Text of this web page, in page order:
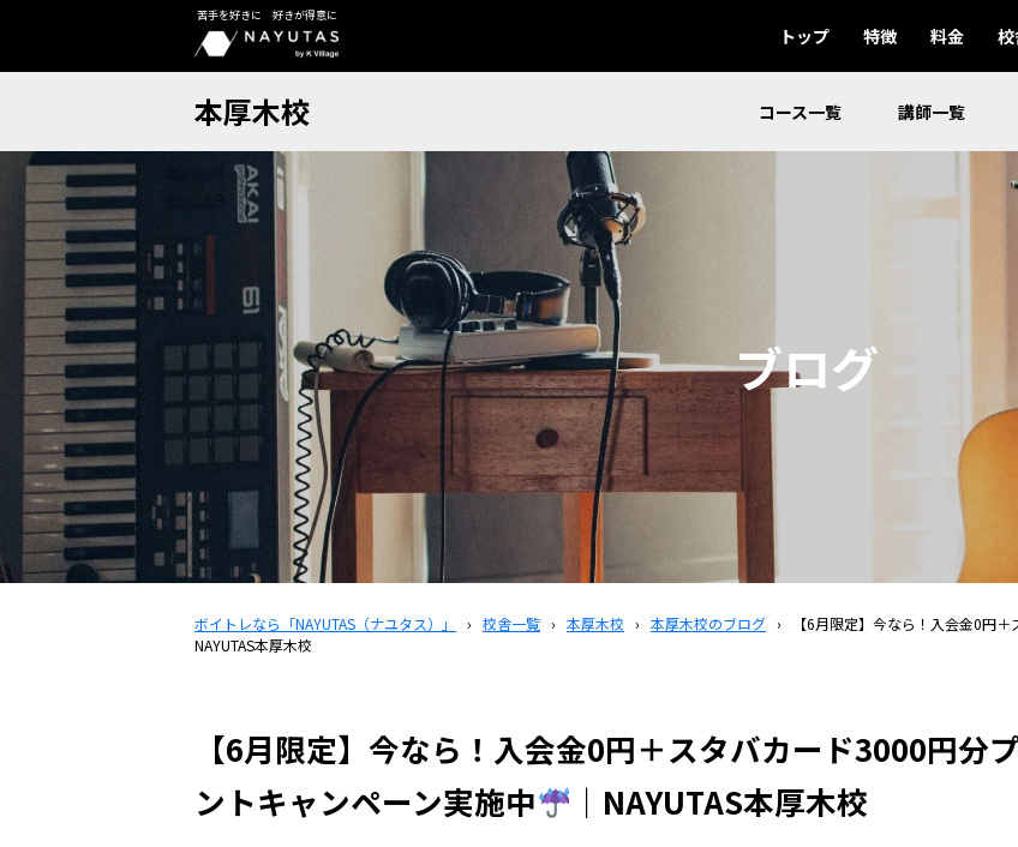
苦手を好きに 好きが得意に
トップ 特徴 料金
本厚木校 コース一覧 講師一覧
ブログ
ボイトレなら「NAYUTAS（ナユタス）」 › 校舎一覧 › 本厚木校 › 本厚木校のブログ › 【6月限定】今なら！入会金0円
NAYUTAS本厚木校
【6月限定】今なら！入会金0円＋スタバカード3000円分
ントキャンペーン実施中
｜NAYUTAS本厚木校